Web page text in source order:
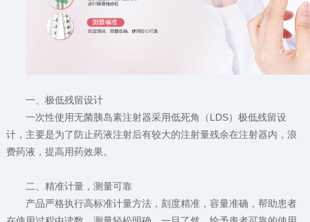
一、极低残留设计
一次性使用无菌胰岛素注射器采用低死角（LDS）极低残留设
计，主要是为了防止药液注射后有较大的注射量残余在注射器内，浪
费药液，提高用药效果。
二、精准计量，测量可靠
产品严格执行高标准计量方法，刻度精准，容量准确，帮助患者